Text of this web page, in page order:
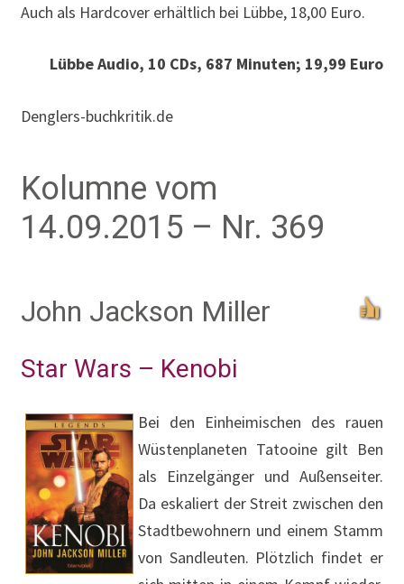
Auch als Hardcover erhältlich bei Lübbe, 18,00 Euro.
Lübbe Audio, 10 CDs, 687 Minuten; 19,99 Euro
Denglers-buchkritik.de
Kolumne vom
14.09.2015 – Nr. 369
John Jackson Miller
Star Wars – Kenobi
Bei den Einheimischen des rauen
Wüstenplaneten Tatooine gilt Ben
als Einzelgänger und Außenseiter.
Da eskaliert der Streit zwischen den
Stadtbewohnern und einem Stamm
von Sandleuten. Plötzlich findet er